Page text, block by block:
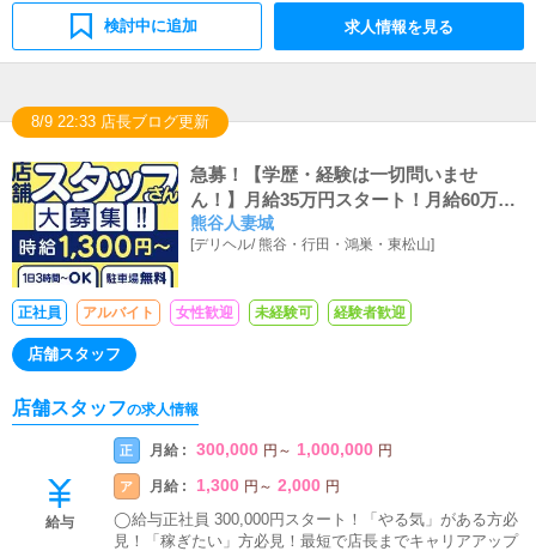
検討中に追加 求人情報を見る
8/9 22:33 店長ブログ更新
急募！【学歴・経験は一切問いませ
ん！】月給35万円スタート！月給60万円
くらいまで稼げるお店にします！！
熊谷人妻城
[デリヘル/熊谷・行田・鴻巣・東松山]
正社員 アルバイト 女性歓迎 未経験可 経験者歓迎
店舗スタッフ
店舗スタッフの求人情報
給与
正 月給 : 300,000 円 ～ 1,000,000 円
ア 月給 : 1,300 円 ～ 2,000 円
◯給与正社員 300,000円スタート！「やる気」がある方必
見！「稼ぎたい」方必見！最短で店長までキャリアアップ